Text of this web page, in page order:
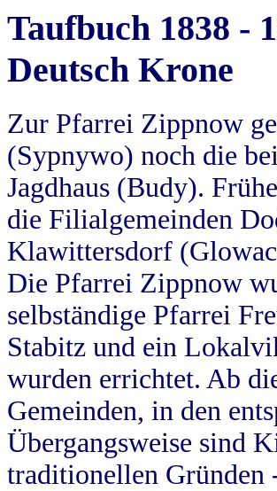
Taufbuch 1838 -
Deutsch Krone
Zur Pfarrei Zippnow
(Sypnywo) noch die
Jagdhaus (Budy).
die Filialgemeinden
Klawittersdorf
Die Pfarrei Zippnow
selbständige Pfarrei
Stabitz und ein
wurden errichtet. Ab
Gemeinden, in den
Übergangsweise sind
traditionellen